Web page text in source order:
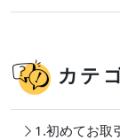
カテ
1.初めてお取